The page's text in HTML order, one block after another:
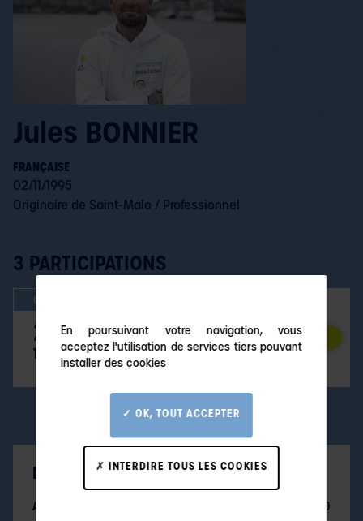
Jules BONNIER
FRANÇAISE
02/11/1995
Originaire de Saint-Malo / Professionnel
3 PARTICIPATIONS
CLASS40
2025
10e
2023
24e
DONNÉES TECHNIQUES
Architecte et modèle
MUSA 40
En poursuivant votre navigation, vous
acceptez l'utilisation de services tiers pouvant
installer des cookies
OK, TOUT ACCEPTER
INTERDIRE TOUS LES COOKIES